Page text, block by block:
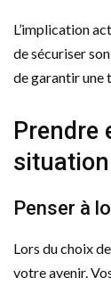
L’implication
de sécuriser
de garantir une
Prendre
situation
Penser à
Lors du choix
votre avenir.